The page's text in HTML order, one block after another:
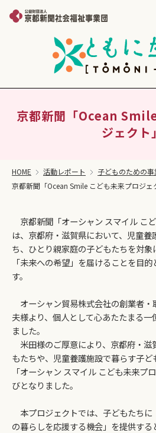
京都新聞「Ocean
ジェクト」
HOME 活動レポート
子どものための事
京都新聞「Ocean Smile こども未来プロジェ
京都新聞「オーシャン スマイル こ
は、京都府・滋賀県において、児童
ち、ひとり親家庭の子どもたちを対
「未来への希望」を届けることを目
す。
オーシャン貿易株式会社の創業者・
夫様より、個人として心あたたまる
ました。
米田様のご厚意により、京都府・滋
もたちや、児童養護施設で暮らす子
「オーシャン スマイル こども未来プ
びとなりました。
本プロジェクトでは、子どもたちに
の暮らしを応援する機会」を提供す